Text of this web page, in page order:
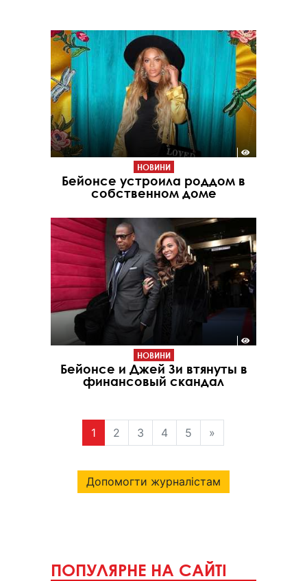
НОВИНИ
Бейонсе устроила роддом в
собственном доме
НОВИНИ
Бейонсе и Джей Зи втянуты в
финансовый скандал
1 2 3 4 5 »
Допомогти журналістам
ПОПУЛЯРНЕ НА САЙТІ